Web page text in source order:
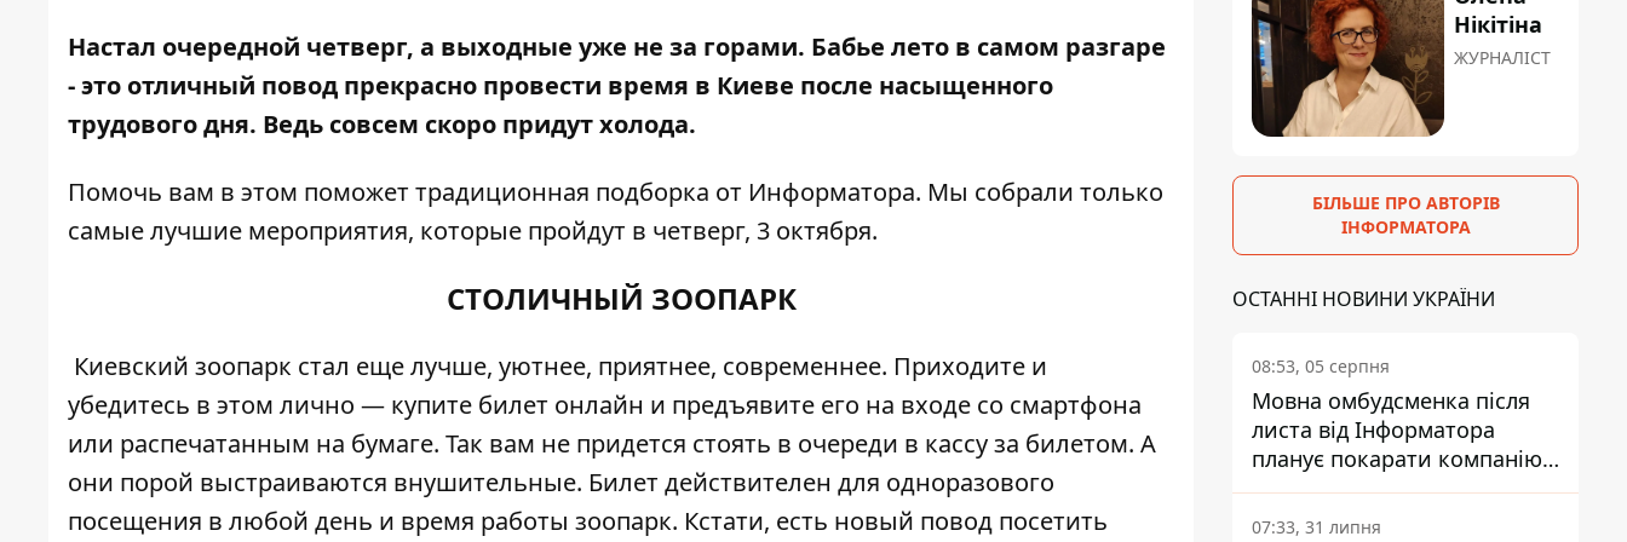
Настал очередной четверг, а выходные уже не за горами. Бабье лето в самом разгаре
- это отличный повод прекрасно провести время в Киеве после насыщенного
трудового дня. Ведь совсем скоро придут холода.
Помочь вам в этом поможет традиционная подборка от Информатора. Мы собрали только
самые лучшие мероприятия, которые пройдут в четверг, 3 октября.
СТОЛИЧНЫЙ ЗООПАРК
Киевский зоопарк стал еще лучше, уютнее, приятнее, современнее. Приходите и
убедитесь в этом лично — купите билет онлайн и предъявите его на входе со смартфона
или распечатанным на бумаге. Так вам не придется стоять в очереди в кассу за билетом. А
они порой выстраиваются внушительные. Билет действителен для одноразового
посещения в любой день и время работы зоопарк. Кстати, есть новый повод посетить
Нікітіна
ЖУРНАЛІСТ
БІЛЬШЕ ПРО АВТОРІВ
ІНФОРМАТОРА
ОСТАННІ НОВИНИ УКРАЇНИ
08:53, 05 серпня
Мовна омбудсменка після
листа від Інформатора
планує покарати компанію-
підрядника ПриватБанку
07:33, 31 липня